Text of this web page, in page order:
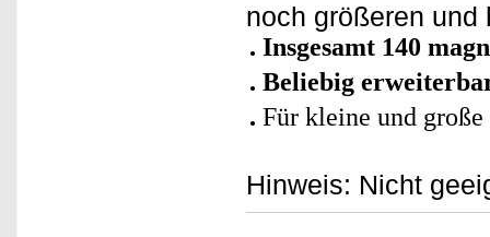
noch größeren und
Insgesamt 140
Beliebig
Für kleine und große
Hinweis: Nicht